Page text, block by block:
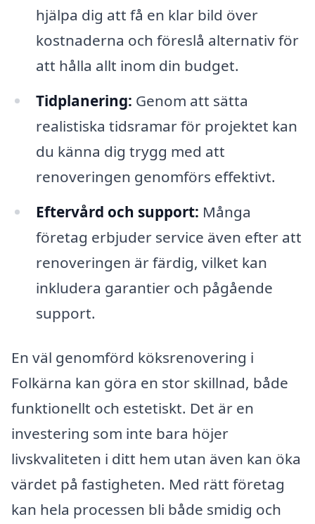
hjälpa dig att få en klar bild över
kostnaderna och föreslå alternativ för
att hålla allt inom din budget.
Tidplanering: Genom att sätta
realistiska tidsramar för projektet kan
du känna dig trygg med att
renoveringen genomförs effektivt.
Eftervård och support: Många
företag erbjuder service även efter att
renoveringen är färdig, vilket kan
inkludera garantier och pågående
support.
En väl genomförd köksrenovering i
Folkärna kan göra en stor skillnad, både
funktionellt och estetiskt. Det är en
investering som inte bara höjer
livskvaliteten i ditt hem utan även kan öka
värdet på fastigheten. Med rätt företag
kan hela processen bli både smidig och